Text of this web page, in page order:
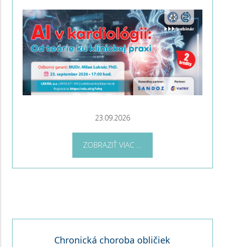
23.09.2026
ZOBRAZIŤ VIAC ...
Chronická choroba obličiek